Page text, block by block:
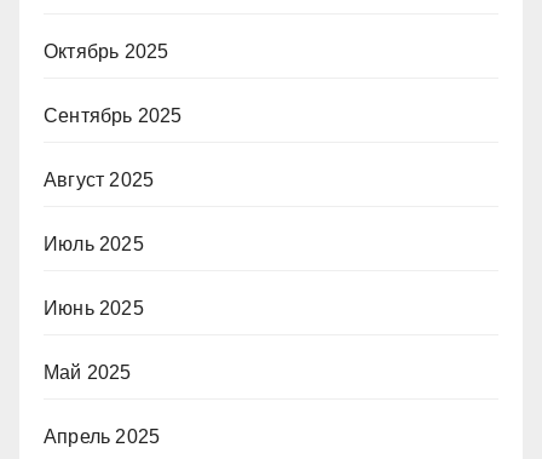
Октябрь 2025
Сентябрь 2025
Август 2025
Июль 2025
Июнь 2025
Май 2025
Апрель 2025